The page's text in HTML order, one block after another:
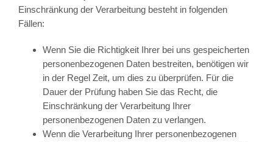
Einschränkung der Verarbeitung besteht in folgenden
Fällen:
Wenn Sie die Richtigkeit Ihrer bei uns gespeicherten
personenbezogenen Daten bestreiten, benötigen wir
in der Regel Zeit, um dies zu überprüfen. Für die
Dauer der Prüfung haben Sie das Recht, die
Einschränkung der Verarbeitung Ihrer
personenbezogenen Daten zu verlangen.
Wenn die Verarbeitung Ihrer personenbezogenen